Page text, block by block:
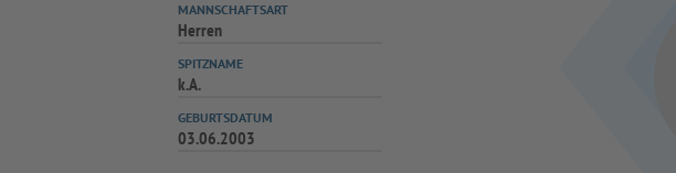
MANNSCHAFTSART
Herren
SPITZNAME
k.A.
GEBURTSDATUM
03.06.2003